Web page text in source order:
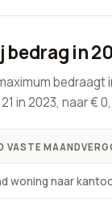
in
bedraagt
in 2023, naar €
VASTE
woning naar